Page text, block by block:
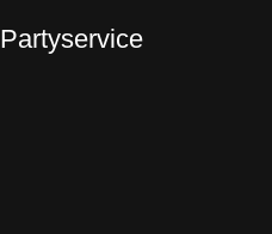
Partyservice